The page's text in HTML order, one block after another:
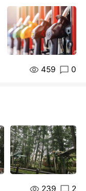
459 0
239 2